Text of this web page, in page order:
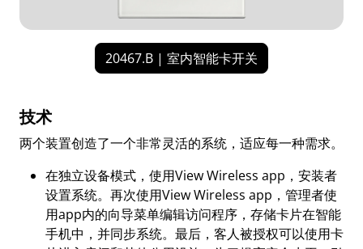
20467.B | 室内智能卡开关
技术
两个装置创造了一个非常灵活的系统，适应每一种需求。
在独立设备模式，使用View Wireless app，安装者
设置系统。再次使用View Wireless app，管理者使
用app内的向导菜单编辑访问程序，存储卡片在智能
手机中，并同步系统。最后，客人被授权可以使用卡